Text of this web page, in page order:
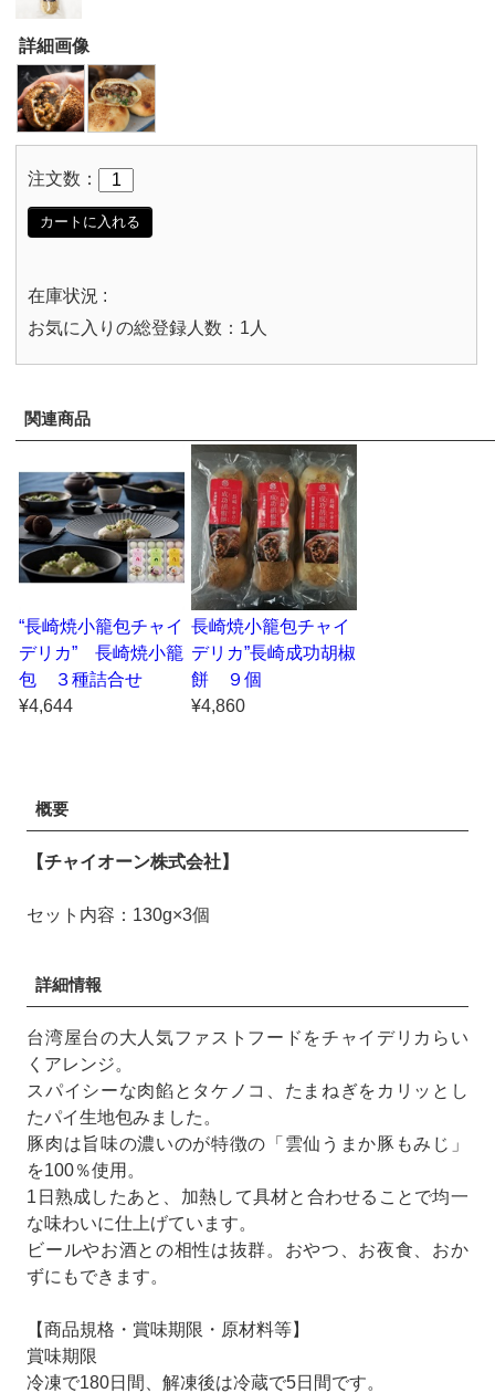
詳細画像
注文数：
カートに入れる
在庫状況 :
お気に入りの総登録人数：1人
関連商品
“長崎焼小籠包チャイ
デリカ” 長崎焼小籠
包 ３種詰合せ
¥4,644
長崎焼小籠包チャイ
デリカ”長崎成功胡椒
餅 ９個
¥4,860
概要
【チャイオーン株式会社】
セット内容：130g×3個
詳細情報
台湾屋台の大人気ファストフードをチャイデリカらい
くアレンジ。
スパイシーな肉餡とタケノコ、たまねぎをカリッとし
たパイ生地包みました。
豚肉は旨味の濃いのが特徴の「雲仙うまか豚もみじ」
を100％使用。
1日熟成したあと、加熱して具材と合わせることで均一
な味わいに仕上げています。
ビールやお酒との相性は抜群。おやつ、お夜食、おか
ずにもできます。
【商品規格・賞味期限・原材料等】
賞味期限
冷凍で180日間、解凍後は冷蔵で5日間です。